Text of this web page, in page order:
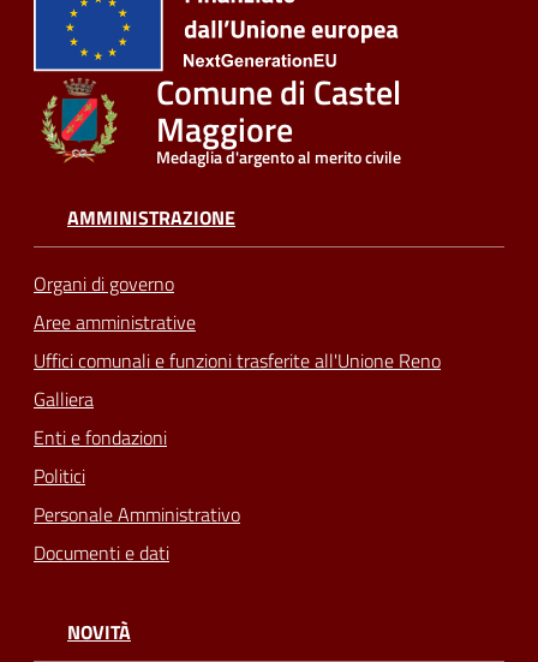
pretorio
Tutti
gli
argomenti...
Seguici
su
Comune di Castel
Maggiore
Medaglia d'argento al merito civile
AMMINISTRAZIONE
Organi di governo
Aree amministrative
Uffici comunali e funzioni trasferite all'Unione Reno
Galliera
Enti e fondazioni
Politici
Personale Amministrativo
Documenti e dati
NOVITÀ